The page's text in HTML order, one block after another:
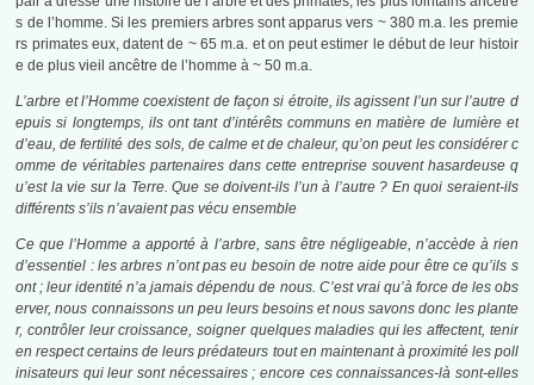
s de l’homme. Si les premiers arbres sont apparus vers ~ 380 m.a. les premie
rs primates eux, datent de ~ 65 m.a. et on peut estimer le début de leur histoir
e de plus vieil ancêtre de l’homme à ~ 50 m.a.
L’arbre et l’Homme coexistent de façon si étroite, ils agissent l’un sur l’autre d
epuis si longtemps, ils ont tant d’intérêts communs en matière de lumière et
d’eau, de fertilité des sols, de calme et de chaleur, qu’on peut les considérer c
omme de véritables partenaires dans cette entreprise souvent hasardeuse q
u’est la vie sur la Terre. Que se doivent-ils l’un à l’autre ? En quoi seraient-ils
différents s’ils n’avaient pas vécu ensemble
Ce que l’Homme a apporté à l’arbre, sans être négligeable, n’accède à rien
d’essentiel : les arbres n’ont pas eu besoin de notre aide pour être ce qu’ils s
ont ; leur identité n’a jamais dépendu de nous. C’est vrai qu’à force de les obs
erver, nous connaissons un peu leurs besoins et nous savons donc les plante
r, contrôler leur croissance, soigner quelques maladies qui les affectent, tenir
en respect certains de leurs prédateurs tout en maintenant à proximité les poll
inisateurs qui leur sont nécessaires ; encore ces connaissances-là sont-elles